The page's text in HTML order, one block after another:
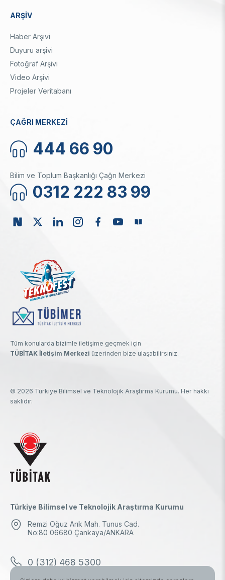
ARŞİV
Haber Arşivi
Duyuru arşivi
Fotoğraf Arşivi
Video Arşivi
Projeler Veritabanı
ÇAĞRI MERKEZİ
444 66 90
Bilim ve Toplum Başkanlığı Çağrı Merkezi
0312 222 83 99
Tüm konularda bizimle iletişime geçmek için
TÜBİTAK İletişim Merkezi üzerinden bize ulaşabilirsiniz.
© 2026 Türkiye Bilimsel ve Teknolojik Araştırma Kurumu. Her hakkı
saklıdır.
Türkiye Bilimsel ve Teknolojik Araştırma Kurumu
Remzi Oğuz Arık Mah. Tunus Cad.
No:80 06680 Çankaya/ANKARA
0 (312) 468 5300